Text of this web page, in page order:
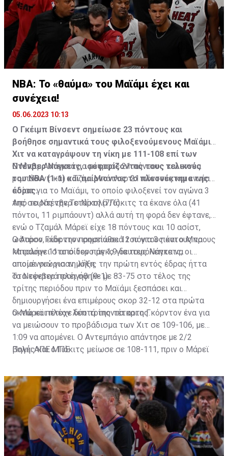
NBA: Το «θαύμα» του Μαϊάμι έχει και
συνέχεια!
05.06.2023 10:13
Ο Γκέιμπ Βίνσεντ σημείωσε 23 πόντους και
βοήθησε σημαντικά τους φιλοξενούμενους Μαϊάμι
Χιτ να καταγράψουν τη νίκη με 111-108 επί των
Ντένβερ Νάγκετς, ισοφαρίζοντας τους τελικούς
του ΝΒΑ (1-1) και παίρνοντας το πλεονέκτημα της
έδρας.
Ο Μπαμ Αντεμπάγιο μέτρησε 21 πόντους και εννέα
ριμπάουντ και ο Τζίμι Μπάτλερ 21 πόντους και εννέα
ασίστ για το Μαϊάμι, το οποίο φιλοξενεί τον αγώνα 3
της σειράς την Τετάρτη (7/6).
Από το Ντένβερ ο Νίκολα Γιόκιτς τα έκανε όλα (41
πόντοι, 11 ριμπάουντ) αλλά αυτή τη φορά δεν έφτανε,
ενώ ο Τζαμάλ Μάρεϊ είχε 18 πόντους και 10 ασίστ,
ωστόσο, είδε την προσπάθειά του για 3 πόντους να
καταλήγει στο σίδερο με 1,9 δευτερόλεπτα να
απομένουν για τη λήξη.
Ο Άαρον Γκόρντον σημείωσε 12 πόντους και ο Μπρους
Μπράουν 11 από τον πάγκο για τους Νάγκετς, οι
οποίοι γνώρισαν μόλις την πρώτη εντός έδρας ήττα
στα εφετινά πλέι οφ (9-1).
Το Ντένβερ προηγήθηκε με 83-75 στο τέλος της
τρίτης περιόδου πριν το Μαϊάμι ξεσπάσει και
δημιουργήσει ένα επιμέρους σκορ 32-12 στα πρώτα
οκτώ και πλέον λεπτά της τέταρτης.
Ο Μάρεϊ πέτυχε δύο τρίποντα και ο Γκόρντον ένα για
να μειώσουν το προβάδισμα των Χιτ σε 109-106, με
1:09 να απομένει. Ο Αντεμπάγιο απάντησε με 2/2
βολές και ο Γιόκιτς μείωσε σε 108-111, πριν ο Μάρεϊ
Πηγή: ΑΠΕ ΜΠΕ